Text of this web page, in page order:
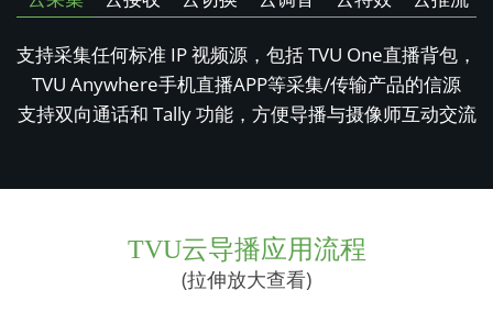
支持采集任何标准 IP 视频源，包括 TVU One直播背包，
TVU Anywhere手机直播APP等采集/传输产品的信源
支持双向通话和 Tally 功能，方便导播与摄像师互动交流
TVU云导播应用流程
(拉伸放大查看)